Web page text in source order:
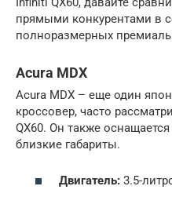
прямыми конкурентами в
полноразмерных
Acura MDX
Acura MDX – еще один
кроссовер, часто
QX60. Он также
близкие габариты.
Двигатель: 3.5-